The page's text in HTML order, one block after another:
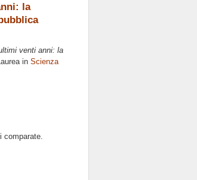
la
venti anni: la
in Scienza
comparate.